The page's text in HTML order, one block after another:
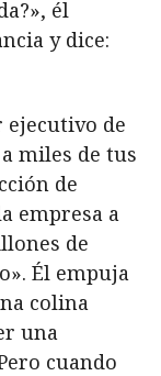
él
y dice:
ejecutivo de
miles de tus
de
empresa a
de
Él empuja
colina
una
cuando